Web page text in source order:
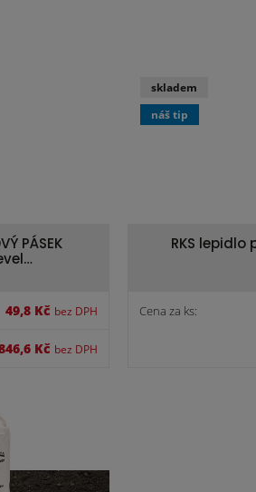
PÁSEK
49,8 Kč bez DPH
Kč bez DPH
RKS
Cena za ks:
skladem
náš tip